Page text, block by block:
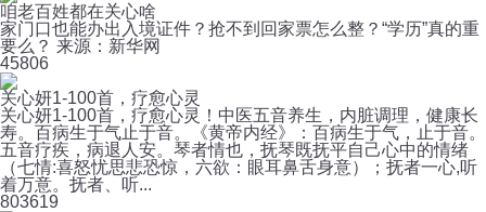
咱老百姓都在关心啥
家门口也能办出入境证件？抢不到回家票怎么整？“学历”真的重
要么？ 来源：新华网
45806
关心妍1-100首，疗愈心灵
关心妍1-100首，疗愈心灵！中医五音养生，内脏调理，健康长
寿。百病生于气止于音。《黄帝内经》：百病生于气，止于音。
五音疗疾，病退人安。琴者情也，抚琴既抚平自己心中的情绪
（七情:喜怒忧思悲恐惊，六欲：眼耳鼻舌身意）；抚者一心,听
着万意。抚者、听...
803619